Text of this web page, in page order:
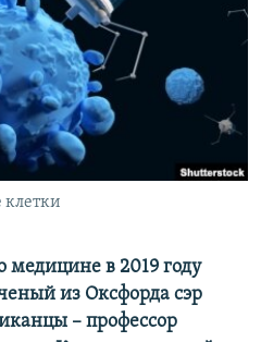
клетки
в 2019 году
из Оксфорда сэр
– профессор